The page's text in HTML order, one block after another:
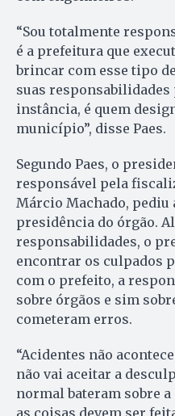
“Sou totalmente
é a prefeitura que
brincar com esse tipo
suas
instância, é quem
município”, disse Paes.
Segundo Paes, o
responsável pela
Márcio Machado, pediu
presidência do órgão.
responsabilidades, o
encontrar os culpados
com o prefeito, a
sobre órgãos e sim
cometeram erros.
“Acidentes não
não vai aceitar a
normal bateram sobre a